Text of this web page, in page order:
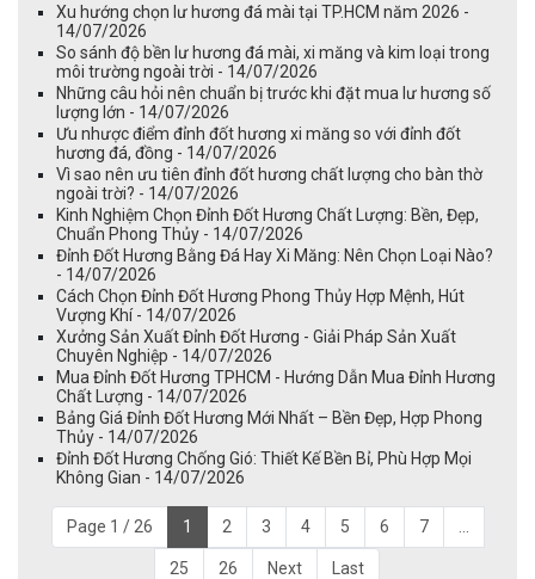
Xu hướng chọn lư hương đá mài tại TP.HCM năm 2026 -
14/07/2026
So sánh độ bền lư hương đá mài, xi măng và kim loại trong
môi trường ngoài trời - 14/07/2026
Những câu hỏi nên chuẩn bị trước khi đặt mua lư hương số
lượng lớn - 14/07/2026
Ưu nhược điểm đỉnh đốt hương xi măng so với đỉnh đốt
hương đá, đồng - 14/07/2026
Vì sao nên ưu tiên đỉnh đốt hương chất lượng cho bàn thờ
ngoài trời? - 14/07/2026
Kinh Nghiệm Chọn Đỉnh Đốt Hương Chất Lượng: Bền, Đẹp,
Chuẩn Phong Thủy - 14/07/2026
Đỉnh Đốt Hương Bằng Đá Hay Xi Măng: Nên Chọn Loại Nào?
- 14/07/2026
Cách Chọn Đỉnh Đốt Hương Phong Thủy Hợp Mệnh, Hút
Vượng Khí - 14/07/2026
Xưởng Sản Xuất Đỉnh Đốt Hương - Giải Pháp Sản Xuất
Chuyên Nghiệp - 14/07/2026
Mua Đỉnh Đốt Hương TPHCM - Hướng Dẫn Mua Đỉnh Hương
Chất Lượng - 14/07/2026
Bảng Giá Đỉnh Đốt Hương Mới Nhất – Bền Đẹp, Hợp Phong
Thủy - 14/07/2026
Đỉnh Đốt Hương Chống Gió: Thiết Kế Bền Bỉ, Phù Hợp Mọi
Không Gian - 14/07/2026
Page 1 / 26 1 2 3 4 5 6 7
25 26 Next Last